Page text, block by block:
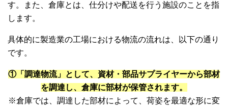
す。また、倉庫とは、仕分けや配送を行う施設のことを指
します。
具体的に製造業の工場における物流の流れは、以下の通り
です。
①「調達物流」として、資材・部品サプライヤーから部材
を調達し、倉庫に部材が保管されます。
※倉庫では、調達した部材によって、荷姿を最適な形に変